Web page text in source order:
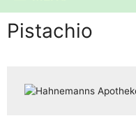
Pistachio